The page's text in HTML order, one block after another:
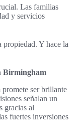
Las familias
y servicios
Y hace la
Birmingham
ser brillante
señalan un
gracias al
fuertes inversiones